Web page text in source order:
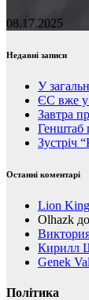
08.17.2025
Недавні записи
У
ЄС вже у
Завтра
Генштаб
Зустріч
Останні коментарі
Lion King
Olhazk до
Кирилл
Genek
Політика